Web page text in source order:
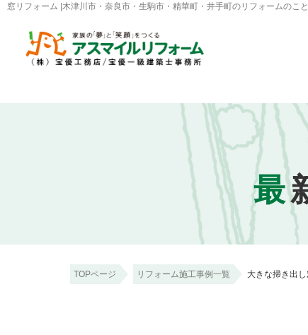
窓リフォーム |木津川市・奈良市・生駒市・精華町・井手町のリフォームのこ
最
TOPページ リフォーム施工事例一覧 大きな掃き出